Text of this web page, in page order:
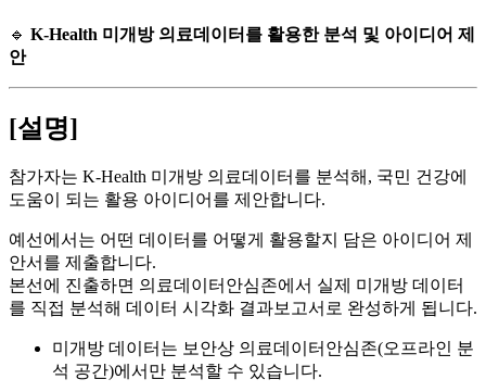
🔹 K-Health 미개방 의료데이터를 활용한 분석 및 아이디어 제
안
[설명]
참가자는 K-Health 미개방 의료데이터를 분석해, 국민 건강에
도움이 되는 활용 아이디어를 제안합니다.
예선에서는 어떤 데이터를 어떻게 활용할지 담은 아이디어 제
안서를 제출합니다.
본선에 진출하면 의료데이터안심존에서 실제 미개방 데이터
를 직접 분석해 데이터 시각화 결과보고서로 완성하게 됩니다.
미개방 데이터는 보안상 의료데이터안심존(오프라인 분
석 공간)에서만 분석할 수 있습니다.